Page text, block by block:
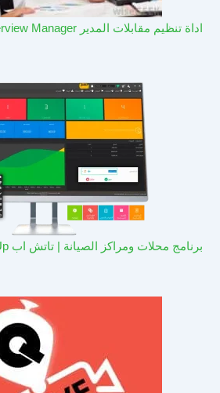
اداة تنظيم مقابلات المدير Interview Manager
برنامج محلات ومراكز الصيانة | تاتش اب TouchUp